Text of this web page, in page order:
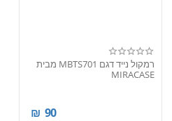
רמקול נייד דגם MBTS701 מבית
MIRACASE
90
₪